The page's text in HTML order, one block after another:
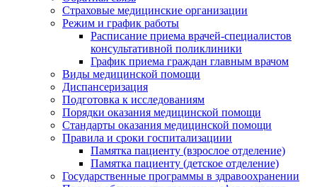
Страховые медицинские организации
Режим и график работы
Расписание приема врачей-специалистов
консультативной поликлиники
График приема граждан главным врачом
Виды медицинской помощи
Диспансеризация
Подготовка к исследованиям
Порядки оказания медицинской помощи
Стандарты оказания медицинской помощи
Правила и сроки госпитализациии
Памятка пациенту (взрослое отделение)
Памятка пациенту (детское отделение)
Государственные программы в здравоохранении